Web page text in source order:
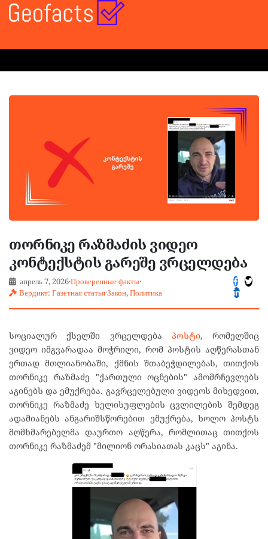
თორნიკე რაზმაძის ვიდეო
კონტექსტის გარეშე ვრცელდება
апрель 7, 2026·Проверенные факты·
Вердикт: Газетная статья·Закон,Политика
სოციალურ ქსელში ვრცელდება პოსტი, რომელშიც
ვიდეო იმგვარადაა მოჭრილი, რომ პოსტის აღწერასთან
ერთად მთლიანობაში, ქმნის შთაბეჭდილებას, თითქოს
თორნიკე რაზმაძე "ქართული ოცნების" ამომრჩევლებს
აგინებს და ემუქრება. გავრცელებული ვიდეოს მიხედვით,
თორნიკე რაზმაძე ხელისუფლების ცვლილების შემდეგ
ადამიანებს ანგარიშსწორებით ემუქრება, ხოლო პოსტს
მომხმარებელმა დაურთო აღწერა, რომლითაც თითქოს
თორნიკე რაზმაძემ "მილიონ ორასიათას კაცს" აგინა.